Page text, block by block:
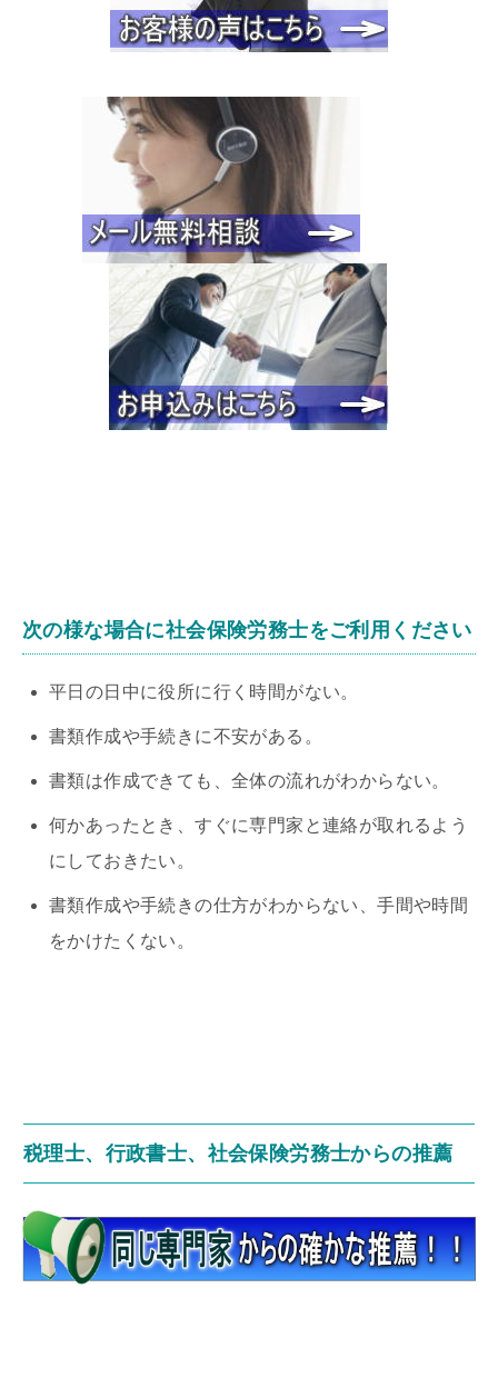
次の様な場合に社会保険労務士をご利用ください
平日の日中に役所に行く時間がない。
書類作成や手続きに不安がある。
書類は作成できても、全体の流れがわからない。
何かあったとき、すぐに専門家と連絡が取れるよう
にしておきたい。
書類作成や手続きの仕方がわからない、手間や時間
をかけたくない。
税理士、行政書士、社会保険労務士からの推薦